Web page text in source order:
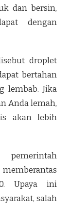
dan bersin,
dengan
droplet
bertahan
lembab. Jika
Anda lemah,
akan lebih
Upaya ini
salah